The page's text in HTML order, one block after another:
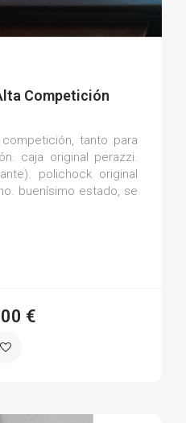
Competición
tanto para
caja original perazzi.
polichock original
buenísimo estado, se
€